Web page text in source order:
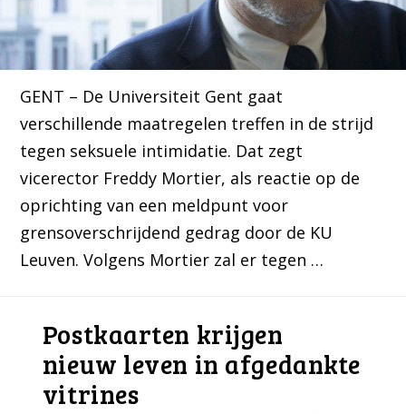
GENT – De Universiteit Gent gaat
verschillende maatregelen treffen in de strijd
tegen seksuele intimidatie. Dat zegt
vicerector Freddy Mortier, als reactie op de
oprichting van een meldpunt voor
grensoverschrijdend gedrag door de KU
Leuven. Volgens Mortier zal er tegen …
Postkaarten krijgen
nieuw leven in afgedankte
vitrines